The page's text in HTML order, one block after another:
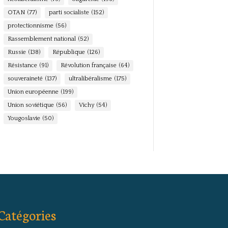
OTAN (77) parti socialiste (152)
protectionnisme (56)
Rassemblement national (52)
Russie (138) République (126)
Résistance (91) Révolution française (64)
souveraineté (137) ultralibéralisme (175)
Union européenne (199)
Union soviétique (56) Vichy (54)
Yougoslavie (50)